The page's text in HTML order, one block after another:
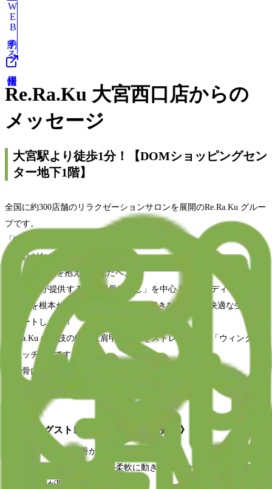
WEB予約する
Re.Ra.Ku 大宮西口店からの
メッセージ
大宮駅より徒歩1分！【DOMショッピングセン
ター地下1階】
全国に約300店舗のリラクゼーションサロンを展開のRe.Ra.Ku グルー
プです。
「慢性的な肩の疲れや腰の疲れに悩んでいる…」
「疲れがなかなか取れない…」
そんなお悩みを抱えるあなたへ。
Re.Ra.Ku が提供する「肩甲骨はがし」を中心としたボディケアで、
お疲れを根本からケアし、マッサージ好きなあなたの快適な生活を
サポートします！
Re.Ra.Ku の手技の特徴は肩甲骨周りをストレッチする「ウィングス
トレッチ®︎」です。
肩甲骨には、なんと17種類もの筋肉がついています。
肩甲骨が動きやすくなると…こんなにもメリットが！
《ウィングストレッチで期待できる効果》
◼︎肩や首の疲れの改善が期待できる
首、肩、腰など全身の筋肉が柔軟に動き、血行の促進を促し、辛い
疲れの軽減が期待できます。